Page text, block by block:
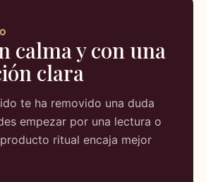
calma y con una
clara
te ha removido una duda
empezar por una lectura o
ritual encaja mejor